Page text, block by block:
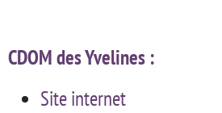
CDOM des Yvelines :
Site internet